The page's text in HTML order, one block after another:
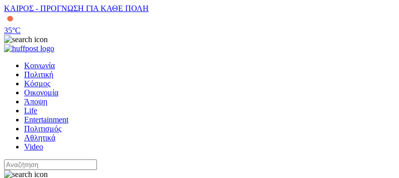
ΚΑΙΡΟΣ - ΠΡΟΓΝΩΣΗ ΓΙΑ ΚΑΘΕ ΠΟΛΗ
35°C
Κοινωνία
Πολιτική
Κόσμος
Οικονομία
Άποψη
Life
Entertainment
Πολιτισμός
Αθλητικά
Video